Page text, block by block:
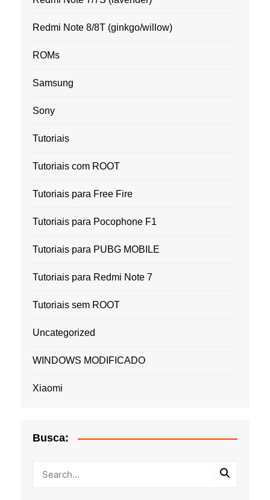
Redmi Note 8/8T (ginkgo/willow)
ROMs
Samsung
Sony
Tutoriais
Tutoriais com ROOT
Tutoriais para Free Fire
Tutoriais para Pocophone F1
Tutoriais para PUBG MOBILE
Tutoriais para Redmi Note 7
Tutoriais sem ROOT
Uncategorized
WINDOWS MODIFICADO
Xiaomi
Busca: